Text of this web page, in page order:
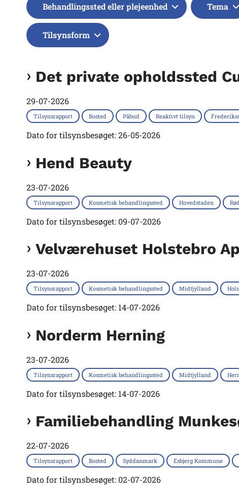
Behandlingssted eller plejeenhed Tema
Tilsynsform
Det private opholdssted
29-07-2026
Tilsynsrapport Bosted Påbud Reaktivt tilsyn
Dato for tilsynsbesøget: 26-05-2026
Hend Beauty
23-07-2026
Tilsynsrapport Kosmetisk behandlingssted Hovedstaden
Dato for tilsynsbesøget: 09-07-2026
Velværehuset Holstebro
23-07-2026
Tilsynsrapport Kosmetisk behandlingssted Midtjylland
Dato for tilsynsbesøget: 14-07-2026
Norderm Herning
23-07-2026
Tilsynsrapport Kosmetisk behandlingssted Midtjylland
Dato for tilsynsbesøget: 14-07-2026
Familiebehandling
22-07-2026
Tilsynsrapport Bosted Syddanmark Esbjerg Kommune
Dato for tilsynsbesøget: 02-07-2026